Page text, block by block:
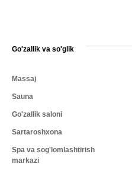
Go'zallik va so'glik
Massaj
Sauna
Go'zallik saloni
Sartaroshxona
Spa va sog'lomlashtirish
markazi